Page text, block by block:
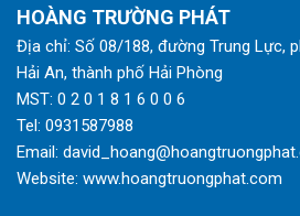
HOÀNG TRƯỜNG PHÁT
Địa chỉ: Số 08/188, đường Trung Lực,
Hải An, thành phố Hải Phòng
MST: 0 2 0 1 8 1 6 0 0 6
Tel: 0931587988
Email:
Website: www.hoangtruongphat.com